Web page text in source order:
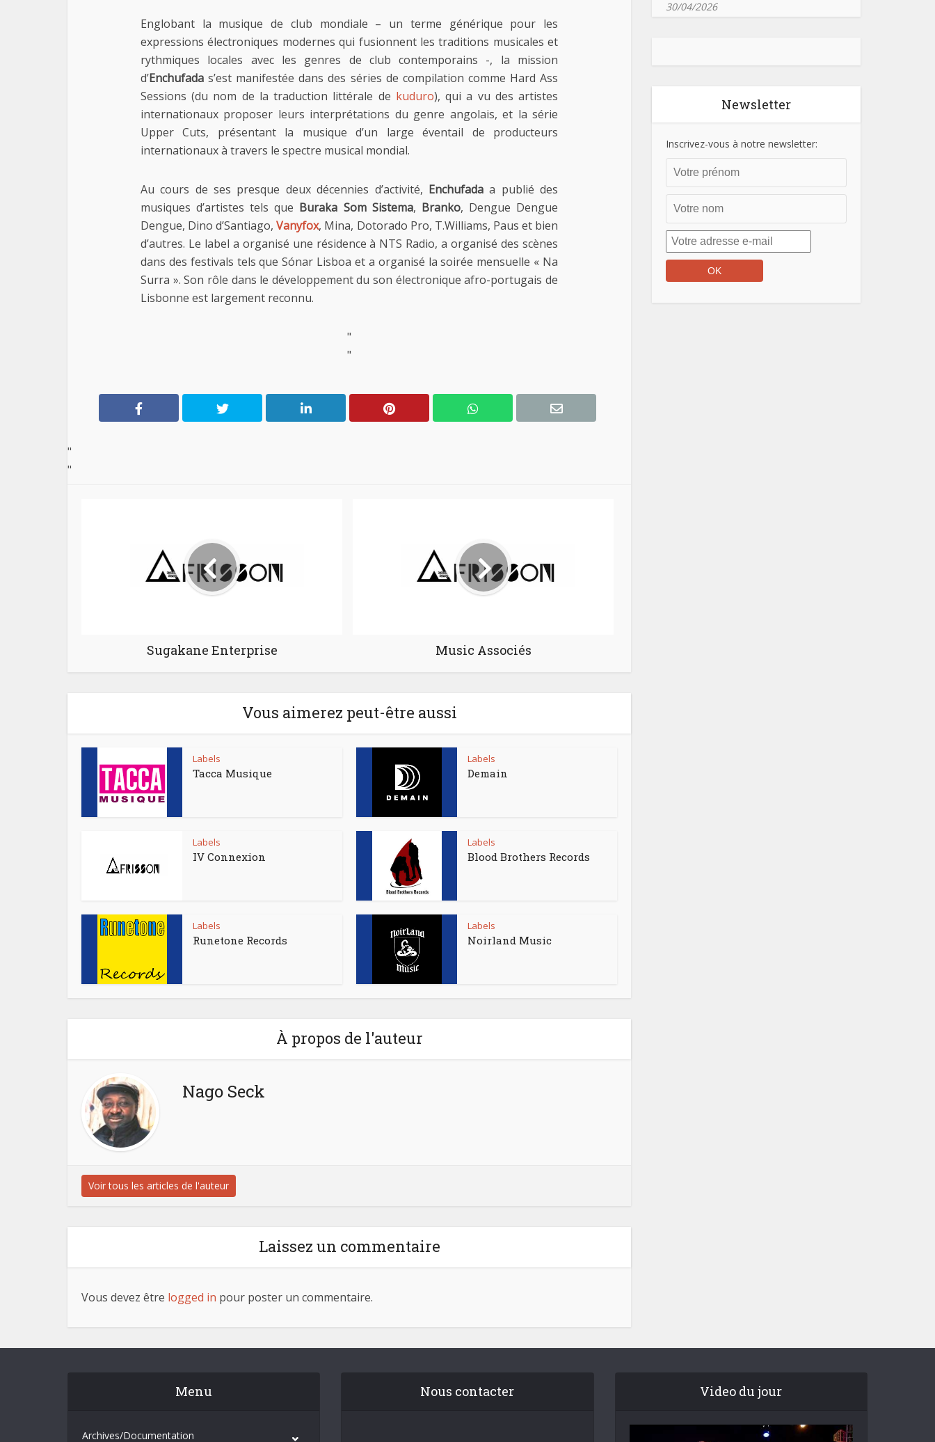
Englobant la musique de club mondiale – un terme générique pour les
expressions électroniques modernes qui fusionnent les traditions musicales et
rythmiques locales avec les genres de club contemporains -, la mission
d’Enchufada s’est manifestée dans des séries de compilation comme Hard Ass
Sessions (du nom de la traduction littérale de kuduro), qui a vu des artistes
internationaux proposer leurs interprétations du genre angolais, et la série
Upper Cuts, présentant la musique d’un large éventail de producteurs
internationaux à travers le spectre musical mondial.
Au cours de ses presque deux décennies d’activité, Enchufadaa publié des
musiques d’artistes tels que Buraka Som Sistema, Branko, Dengue Dengue
Dengue, Dino d’Santiago,Vanyfox, Mina, Dotorado Pro, T.Williams, Paus et bien
d’autres. Le label a organisé une résidence à NTS Radio, a organisé des scènes
dans des festivals tels que Sónar Lisboa et a organisé la soirée mensuelle « Na
Surra ». Son rôle dans le développement du son électronique afro-portugais de
Lisbonne est largement reconnu.
"
"
"
"
Sugakane Enterprise Music Associés
Vous aimerez peut-être aussi
Labels
Tacca Musique
Labels
Demain
Labels
IV Connexion
Labels
Blood Brothers Records
Labels
Runetone Records
Labels
Noirland Music
À propos de l'auteur
Nago Seck
Voir tous les articles de l'auteur
Laissez un commentaire
Vous devez être logged in pour poster un commentaire.
30/04/2026
Newsletter
Inscrivez-vous à notre newsletter:
Menu
Archives/Documentation
Nous contacter Video du jour